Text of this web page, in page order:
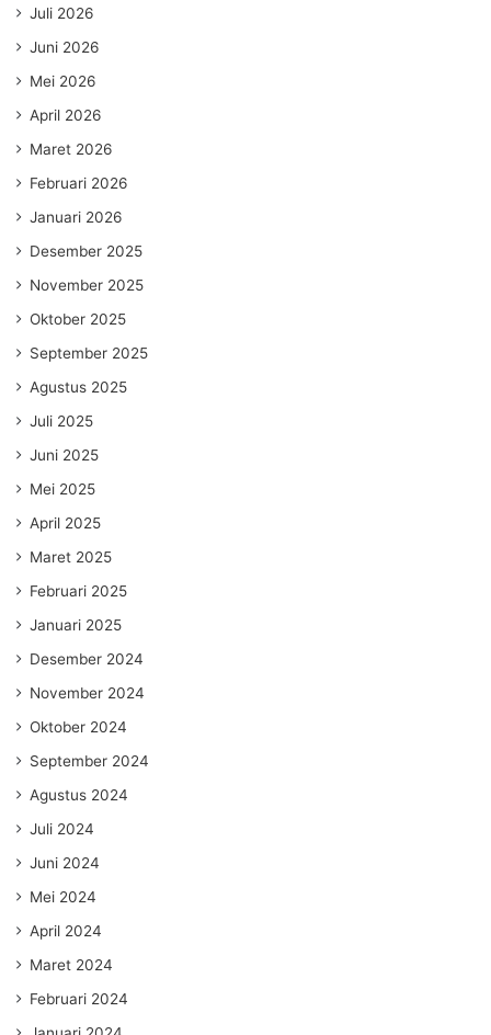
Juli 2026
Juni 2026
Mei 2026
April 2026
Maret 2026
Februari 2026
Januari 2026
Desember 2025
November 2025
Oktober 2025
September 2025
Agustus 2025
Juli 2025
Juni 2025
Mei 2025
April 2025
Maret 2025
Februari 2025
Januari 2025
Desember 2024
November 2024
Oktober 2024
September 2024
Agustus 2024
Juli 2024
Juni 2024
Mei 2024
April 2024
Maret 2024
Februari 2024